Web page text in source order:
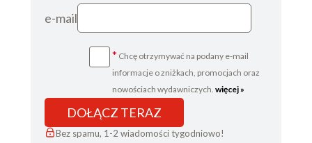
e-mail
* Chcę otrzymywać na podany e-mail
informacje o zniżkach, promocjach oraz
nowościach wydawniczych. więcej »
DOŁĄCZ TERAZ
Bez spamu, 1-2 wiadomości tygodniowo!